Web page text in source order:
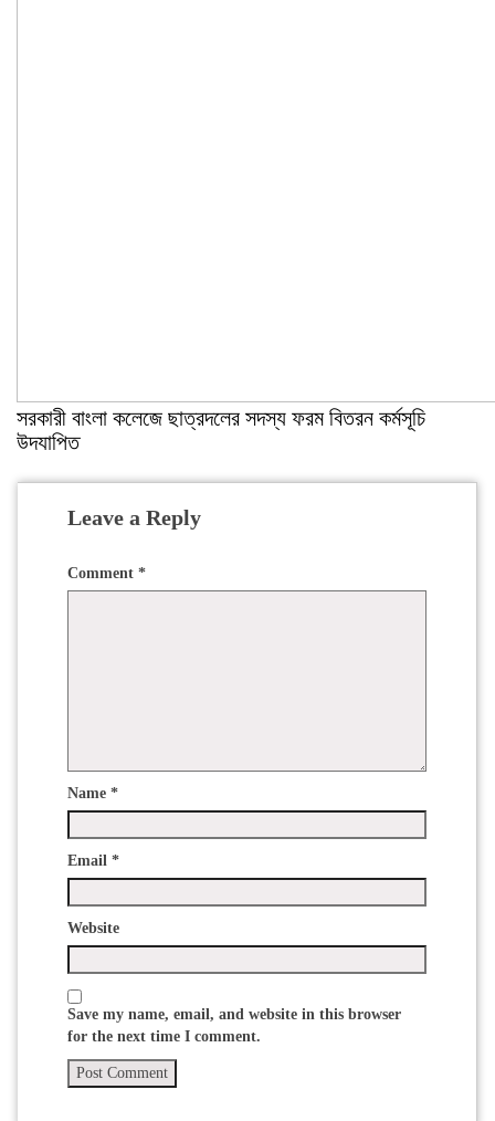
সরকারী বাংলা কলেজে ছাত্রদলের সদস্য ফরম বিতরন কর্মসূচি
উদযাপিত
Leave a Reply
Comment *
Name *
Email *
Website
Save my name, email, and website in this browser
for the next time I comment.